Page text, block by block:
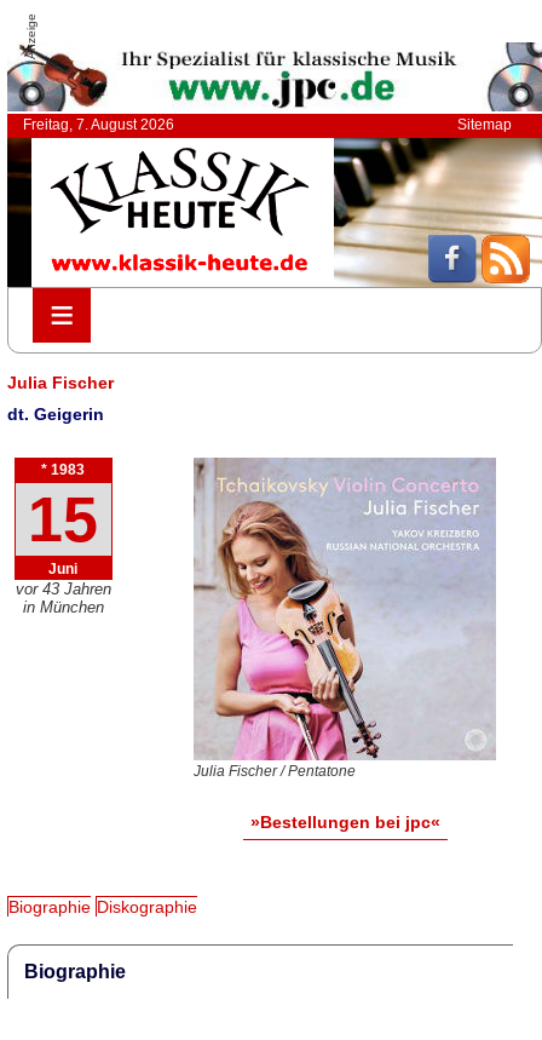
Anzeige
Freitag, 7. August 2026 Sitemap
≡
≡
Julia Fischer
dt. Geigerin
* 1983
15
Juni
vor 43 Jahren
in München
Julia Fischer / Pentatone
»Bestellungen bei jpc«
Biographie Diskographie
Biographie